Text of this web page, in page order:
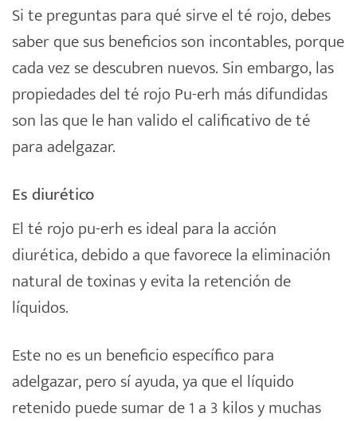
Si te preguntas para qué sirve el té rojo, debes
saber que sus beneficios son incontables, porque
cada vez se descubren nuevos. Sin embargo, las
propiedades del té rojo Pu-erh más difundidas
son las que le han valido el calificativo de té
para adelgazar.
Es diurético
El té rojo pu-erh es ideal para la acción
diurética, debido a que favorece la eliminación
natural de toxinas y evita la retención de
líquidos.
Este no es un beneficio específico para
adelgazar, pero sí ayuda, ya que el líquido
retenido puede sumar de 1 a 3 kilos y muchas